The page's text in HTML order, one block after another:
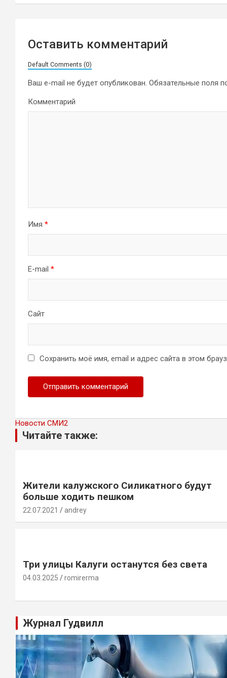
Оставить комментарий
Default Comments (0)
Ваш e-mail не будет опубликован. Обязательные поля
Комментарий
Имя *
E-mail *
Сайт
Сохранить моё имя, email и адрес сайта в этом
Новости СМИ2
Читайте также:
Жители калужского Силикатного будут
больше ходить пешком
22.07.2021 andrey
Три улицы Калуги останутся без света
04.03.2025 romirerma
Журнал Гудвилл